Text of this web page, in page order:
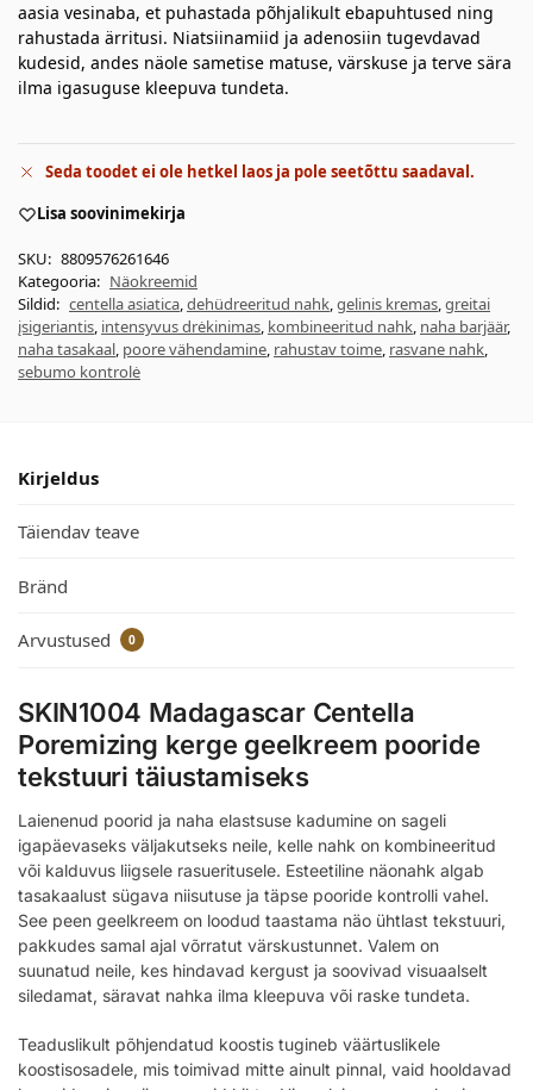
aasia vesinaba, et puhastada põhjalikult ebapuhtused ning
rahustada ärritusi. Niatsiinamiid ja adenosiin tugevdavad
kudesid, andes näole sametise matuse, värskuse ja terve sära
ilma igasuguse kleepuva tundeta.
Seda toodet ei ole hetkel laos ja pole seetõttu saadaval.
Lisa soovinimekirja
SKU: 8809576261646
Kategooria: Näokreemid
Sildid: centella asiatica,dehüdreeritud nahk,gelinis kremas,greitai
įsigeriantis, intensyvus drėkinimas, kombineeritud nahk, naha barjäär,
naha tasakaal, poore vähendamine, rahustav toime, rasvane nahk,
sebumo kontrolė
Kirjeldus
Täiendav teave
Bränd
Arvustused 0
SKIN1004 Madagascar Centella
Poremizing kerge geelkreem pooride
tekstuuri täiustamiseks
Laienenud poorid ja naha elastsuse kadumine on sageli
igapäevaseks väljakutseks neile, kelle nahk on kombineeritud
või kalduvus liigsele rasueritusele. Esteetiline näonahk algab
tasakaalust sügava niisutuse ja täpse pooride kontrolli vahel.
See peen geelkreem on loodud taastama näo ühtlast tekstuuri,
pakkudes samal ajal võrratut värskustunnet. Valem on
suunatud neile, kes hindavad kergust ja soovivad visuaalselt
siledamat, säravat nahka ilma kleepuva või raske tundeta.
Teaduslikult põhjendatud koostis tugineb väärtuslikele
koostisosadele, mis toimivad mitte ainult pinnal, vaid hooldavad